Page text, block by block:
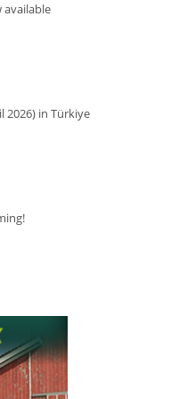
available
2026) in Türkiye